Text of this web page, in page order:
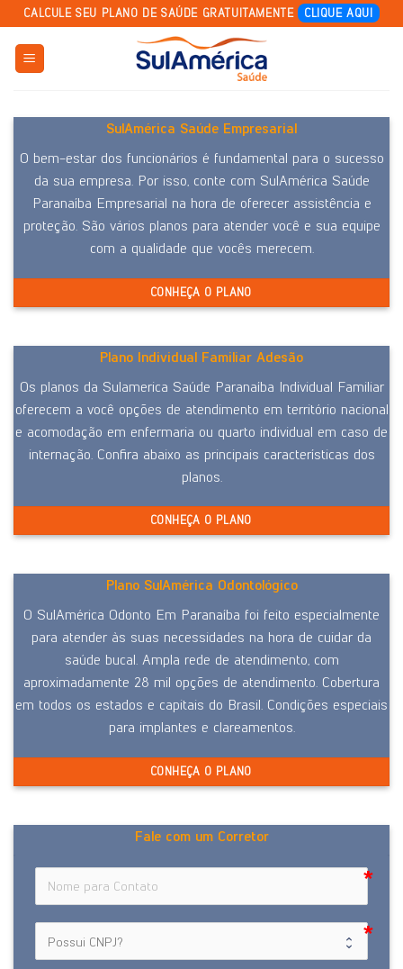
Skip
to
content
CALCULE SEU PLANO DE SAÚDE GRATUITAMENTE CLIQUE AQUI
SulAmérica Saúde Empresarial
O bem-estar dos funcionários é fundamental para o sucesso
da sua empresa. Por isso, conte com SulAmérica Saúde
Paranaíba Empresarial na hora de oferecer assistência e
proteção. São vários planos para atender você e sua equipe
com a qualidade que vocês merecem.
CONHEÇA O PLANO
Plano Individual Familiar Adesão
Os planos da Sulamerica Saúde Paranaíba Individual Familiar
oferecem a você opções de atendimento em território nacional
e acomodação em enfermaria ou quarto individual em caso de
internação. Confira abaixo as principais características dos
planos.
CONHEÇA O PLANO
Plano SulAmérica Odontológico
O SulAmérica Odonto Em Paranaíba foi feito especialmente
para atender às suas necessidades na hora de cuidar da
saúde bucal. Ampla rede de atendimento, com
aproximadamente 28 mil opções de atendimento. Cobertura
em todos os estados e capitais do Brasil. Condições especiais
para implantes e clareamentos.
CONHEÇA O PLANO
Fale com um Corretor